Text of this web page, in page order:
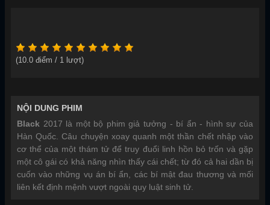
(10.0 điểm / 1 lượt)
NỘI DUNG PHIM
Black 2017 là một bộ phim giả tưởng - bí ẩn - hình sự của
Hàn Quốc. Câu chuyện xoay quanh một thần chết nhập vào
cơ thể của một thám tử để truy đuổi linh hồn bỏ trốn và gặp
một cô gái có khả năng nhìn thấy cái chết; từ đó cả hai dần bị
cuốn vào những vụ án bí ẩn, các bí mật đau thương và mối
liên kết định mệnh vượt ngoài quy luật sinh tử.